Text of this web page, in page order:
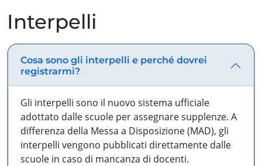
Interpelli
Cosa sono gli interpelli e perché dovrei
registrarmi?
Gli interpelli sono il nuovo sistema ufficiale
adottato dalle scuole per assegnare supplenze. A
differenza della Messa a Disposizione (MAD), gli
interpelli vengono pubblicati direttamente dalle
scuole in caso di mancanza di docenti.